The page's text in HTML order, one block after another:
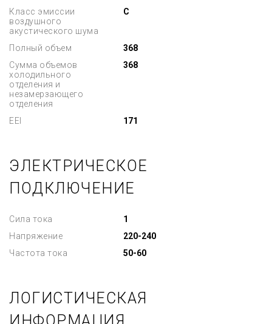
Класс эмиссии
воздушного
акустического шума
C
Полный объем
368
Сумма объемов
холодильного
отделения и
незамерзающего
отделения
368
EEI 171
ЭЛЕКТРИЧЕСКОЕ
ПОДКЛЮЧЕНИЕ
Сила тока
1
Напряжение
220-240
Частота тока
50-60
ЛОГИСТИЧЕСКАЯ